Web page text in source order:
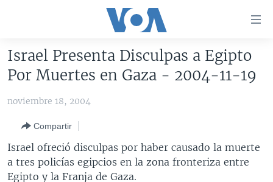
accesibilidad
contenido
Salte
navegador
principal
AMÉRICA DEL NORTE
HAITÍ
ELECCIONES EEUU
VOTO DIVIDIDO
VOA VERIFICA
VOA VERIFICA UCRANIA/RUSIA
VOA VERIFICA INMIGRACIÓN
VOA VERIFICA AMÉRICA LATINA
AMÉRICA LATINA
ARGENTINA
BOLIVIA
CHINA EN AMÉRICA LATINA
CENTROAMÉRICA
Israel Presenta Disculpas a Egipto
Por Muertes en Gaza - 2004-11-19
noviembre 18, 2004
Compartir
Israel ofreció disculpas por haber causado la muerte
a tres policías egipcios en la zona fronteriza entre
Egipto y la Franja de Gaza.